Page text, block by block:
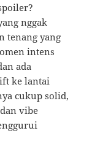
nggak
tenang yang
intens
ada
ke lantai
cukup solid,
vibe